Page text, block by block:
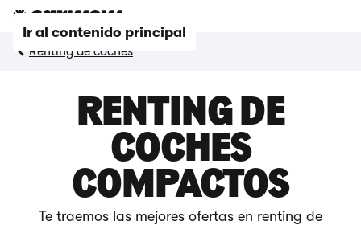
Ir al contenido principal
Renting de coches
RENTING DE
COCHES
COMPACTOS
Te traemos las mejores ofertas en renting de